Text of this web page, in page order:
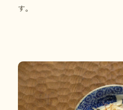
す。